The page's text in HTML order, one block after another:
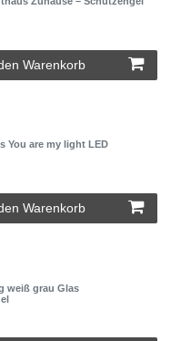
Warenkorb
You are my light LED
Warenkorb
weiß grau Glas